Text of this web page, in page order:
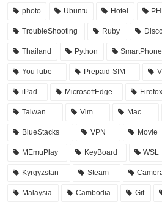
photo Ubuntu Hotel
TroubleShooting Ruby
Thailand Python SmartPhone
YouTube Prepaid-SIM
iPad MicrosoftEdge Firefox
Taiwan Vim Mac
BlueStacks VPN Movie
MEmuPlay KeyBoard WSL
Kyrgyzstan Steam
Malaysia Cambodia Git